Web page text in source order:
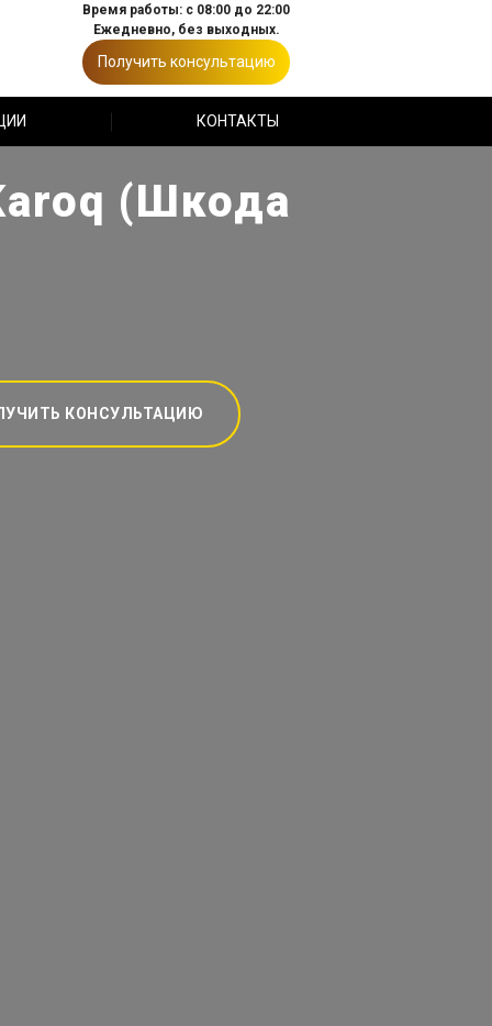
Время работы: с 08:00 до 22:00
Ежедневно, без выходных.
Получить консультацию
КОНТАКТЫ
(Шкода
КОНСУЛЬТАЦИЮ